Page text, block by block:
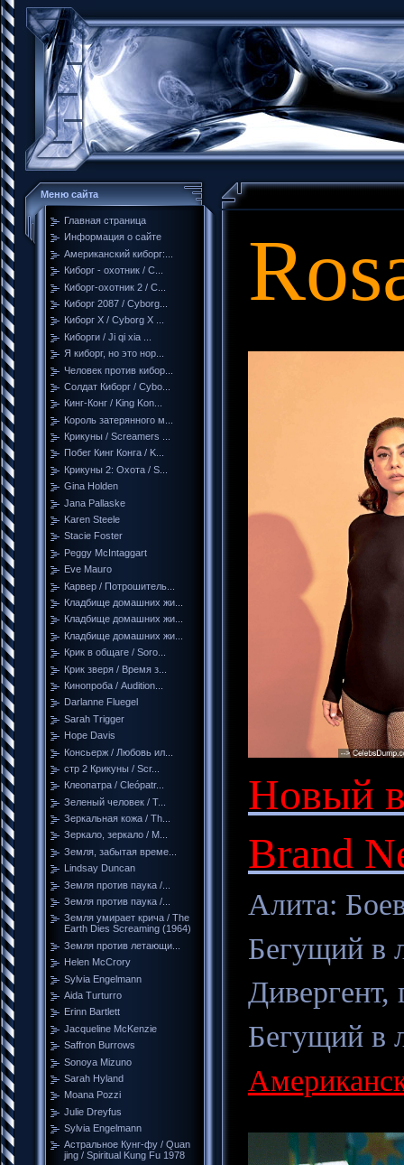
Меню сайта
Главная страница
Информация о сайте
Американский киборг:...
Киборг - охотник / C...
Киборг-охотник 2 / C...
Киборг 2087 / Cyborg...
Киборг X / Cyborg X ...
Киборги / Ji qi xia ...
Я киборг, но это нор...
Человек против кибор...
Солдат Киборг / Cybo...
Кинг-Конг / King Kon...
Король затерянного м...
Крикуны / Screamers ...
Побег Кинг Конга / K...
Крикуны 2: Охота / S...
Gina Holden
Jana Pallaske
Karen Steele
Stacie Foster
Peggy McIntaggart
Eve Mauro
Карвер / Потрошитель...
Кладбище домашних жи...
Кладбище домашних жи...
Кладбище домашних жи...
Крик в общаге / Soro...
Крик зверя / Время з...
Кинопроба / Audition...
Darlanne Fluegel
Sarah Trigger
Hope Davis
Консьерж / Любовь ил...
стр 2 Крикуны / Scr...
Клеопатра / Cleópatr...
Зеленый человек / T...
Зеркальная кожа / Th...
Зеркало, зеркало / M...
Земля, забытая време...
Lindsay Duncan
Земля против паука /...
Земля против паука /...
Земля умирает крича / The
Earth Dies Screaming (1964)
Земля против летающи...
Helen McCrory
Sylvia Engelmann
Aida Turturro
Erinn Bartlett
Jacqueline McKenzie
Saffron Burrows
Sonoya Mizuno
Sarah Hyland
Moana Pozzi
Julie Dreyfus
Sylvia Engelmann
Астральное Кунг-фу / Quan
jing / Spiritual Kung Fu 1978
Новый
Brand
Алита:
Бегущий в
Дивергент,
Бегущий в